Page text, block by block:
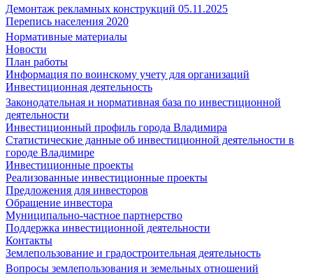
Демонтаж рекламных конструкций 05.11.2025
Перепись населения 2020
Нормативные материалы
Новости
План работы
Информация по воинскому учету для организаций
Инвестиционная деятельность
Законодательная и нормативная база по инвестиционной
деятельности
Инвестиционный профиль города Владимира
Статистические данные об инвестиционной деятельности в
городе Владимире
Инвестиционные проекты
Реализованные инвестиционные проекты
Предложения для инвесторов
Обращение инвестора
Муниципально-частное партнерство
Поддержка инвестиционной деятельности
Контакты
Землепользование и градостроительная деятельность
Вопросы землепользования и земельных отношений